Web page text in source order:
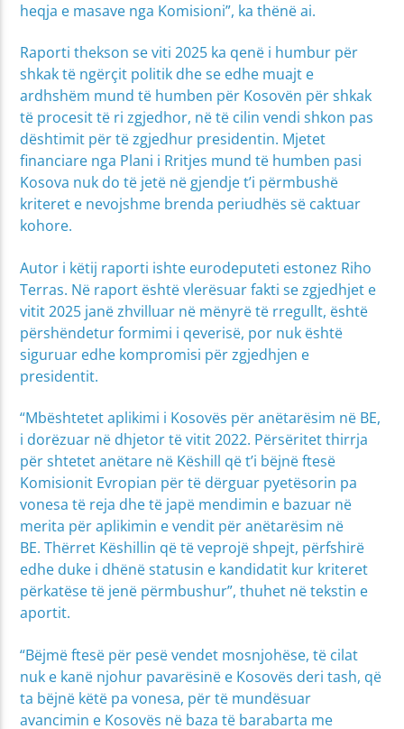
heqja e masave nga Komisioni”, ka thënë ai.
Raporti thekson se viti 2025 ka qenë i humbur për
shkak të ngërçit politik dhe se edhe muajt e
ardhshëm mund të humben për Kosovën për shkak
të procesit të ri zgjedhor, në të cilin vendi shkon pas
dështimit për të zgjedhur presidentin. Mjetet
financiare nga Plani i Rritjes mund të humben pasi
Kosova nuk do të jetë në gjendje t’i përmbushë
kriteret e nevojshme brenda periudhës së caktuar
kohore.
Autor i këtij raporti ishte eurodeputeti estonez Riho
Terras. Në raport është vlerësuar fakti se zgjedhjet e
vitit 2025 janë zhvilluar në mënyrë të rregullt, është
përshëndetur formimi i qeverisë, por nuk është
siguruar edhe kompromisi për zgjedhjen e
presidentit.
“Mbështetet aplikimi i Kosovës për anëtarësim në BE,
i dorëzuar në dhjetor të vitit 2022. Përsëritet thirrja
për shtetet anëtare në Këshill që t’i bëjnë ftesë
Komisionit Evropian për të dërguar pyetësorin pa
vonesa të reja dhe të japë mendimin e bazuar në
merita për aplikimin e vendit për anëtarësim në
BE. Thërret Këshillin që të veprojë shpejt, përfshirë
edhe duke i dhënë statusin e kandidatit kur kriteret
përkatëse të jenë përmbushur”, thuhet në tekstin e
aportit.
“Bëjmë ftesë për pesë vendet mosnjohëse, të cilat
nuk e kanë njohur pavarësinë e Kosovës deri tash, që
ta bëjnë këtë pa vonesa, për të mundësuar
avancimin e Kosovës në baza të barabarta me